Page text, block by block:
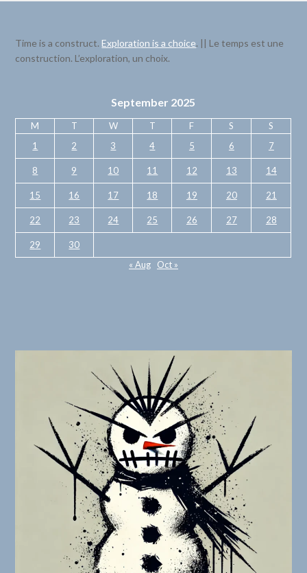
Time is a construct.Exploration is a choice. || Le temps est une
construction. L’exploration, un choix.
September 2025
M T W T F S
S
1
2 3 4 5 6 7
8 9 10 11 12 13 14
15 16 17 18 19 20 21
22 23 24 25 26 27 28
29
30
« Aug
Oct »